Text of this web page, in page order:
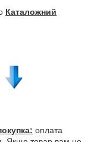
Каталожний
оплата